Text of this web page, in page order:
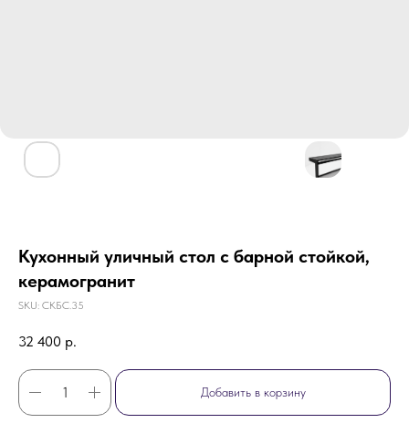
Кухонный уличный стол с барной стойкой,
керамогранит
SKU: СКБС.35
32 400 р.
Добавить в корзину